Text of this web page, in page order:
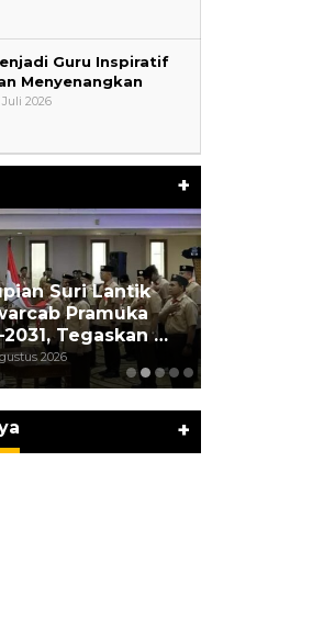
Guru Inspiratif
Menyenangkan
Juli 2026
+
Suri Lantik
Pramuka
Tegaskan …
2026
+
2026
SEMANGAT
PE…